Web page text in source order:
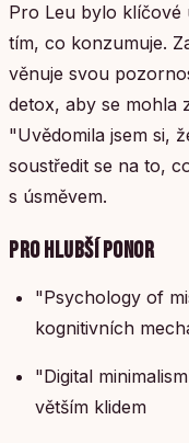
Pro Leu bylo klíčové
tím, co konzumuje.
věnuje svou
detox, aby se mohla
"Uvědomila jsem si,
soustředit se na to,
s úsměvem.
PRO HLUBŠÍ PONOR
"Psychology of
kognitivních
"Digital
větším klidem